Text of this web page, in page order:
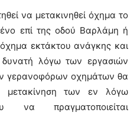
να μετακινηθεί όχημα το
επί της οδού Βαρλάμη ή
εκτάκτου ανάγκης και
δυνατή λόγω των εργασιών
γερανοφόρων οχημάτων θα
μετακίνηση των εν λόγω
να πραγματοποιείται